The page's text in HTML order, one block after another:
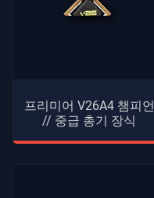
프리미어 V26A4 챔피언
// 중급 총기 장식